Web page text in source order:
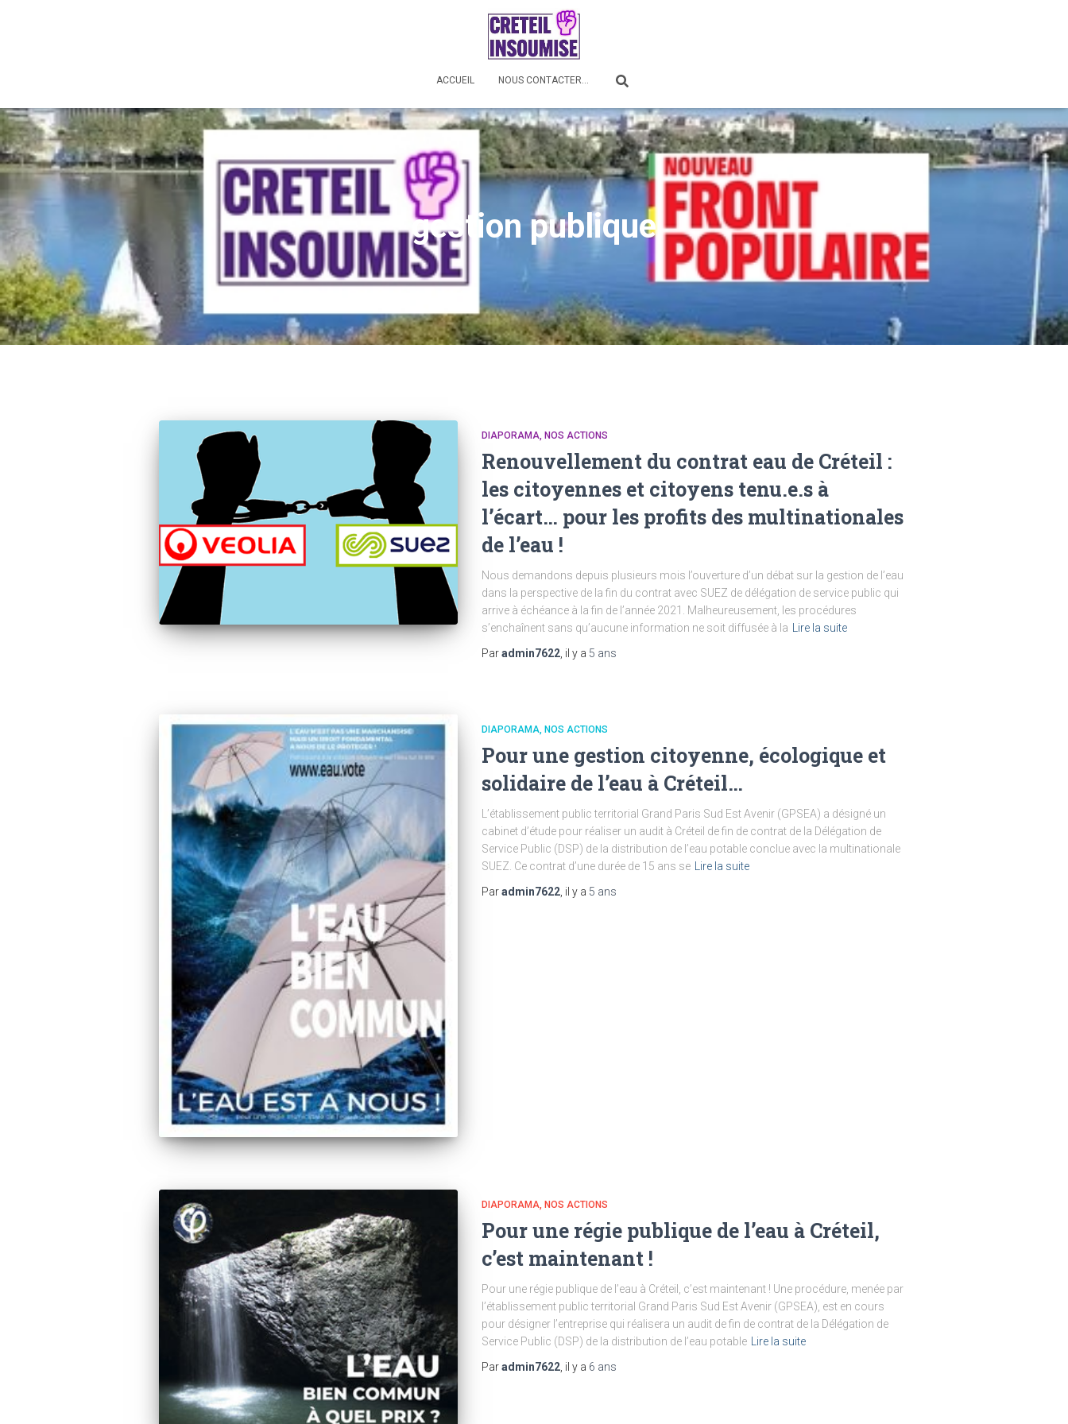
ACCUEIL NOUS CONTACTER…
gestion publique
DIAPORAMA NOS ACTIONS
Renouvellement du contrat eau de Créteil :
les citoyennes et citoyens tenu.e.s à
l’écart… pour les profits des multinationales
de l’eau !
Nous demandons depuis plusieurs mois l’ouverture d’un débat sur la gestion de l’eau
dans la perspective de la fin du contrat avec SUEZ de délégation de service public qui
arrive à échéance à la fin de l’année 2021. Malheureusement, les procédures
s’enchaînent sans qu’aucune information ne soit diffusée à la
Lire la suite
Paradmin7622, il y a 5 ans
DIAPORAMA NOS ACTIONS
Pour une gestion citoyenne, écologique et
solidaire de l’eau à Créteil…
L’établissement public territorial Grand Paris Sud Est Avenir (GPSEA) a désigné un
cabinet d’étude pour réaliser un audit à Créteil de fin de contrat de la Délégation de
Service Public (DSP) de la distribution de l’eau potable conclue avec la multinationale
SUEZ. Ce contrat d’une durée de 15 ans se
Lire la suite
Paradmin7622, il y a 5 ans
DIAPORAMA NOS ACTIONS
Pour une régie publique de l’eau à Créteil,
c’est maintenant !
Pour une régie publique de l’eau à Créteil, c’est maintenant ! Une procédure, menée par
l’établissement public territorial Grand Paris Sud Est Avenir (GPSEA), est en cours
pour désigner l’entreprise qui réalisera un audit de fin de contrat de la Délégation de
Service Public (DSP) de la distribution de l’eau potable Lire la suite
Paradmin7622, il y a 6 ans